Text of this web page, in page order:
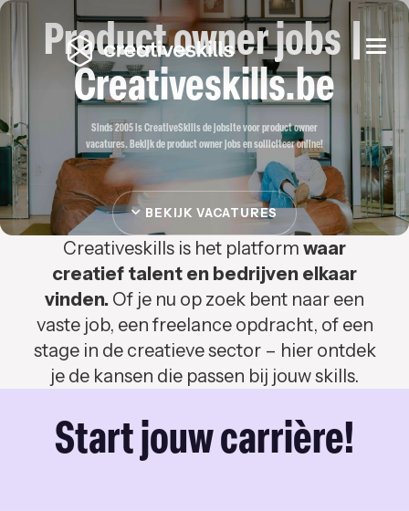
Product owner jobs |
Creativeskills.be
Sinds 2005 is CreativeSkills de jobsite voor product owner
vacatures. Bekijk de product owner jobs en solliciteer online!
BEKIJK VACATURES
Creativeskills is het platform waar
creatief talent en bedrijven elkaar
vinden. Of je nu op zoek bent naar een
vaste job, een freelance opdracht, of een
stage in de creatieve sector – hier ontdek
je de kansen die passen bij jouw skills.
Start jouw carrière!